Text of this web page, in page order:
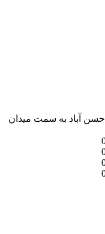
حسن آباد به سمت میدان